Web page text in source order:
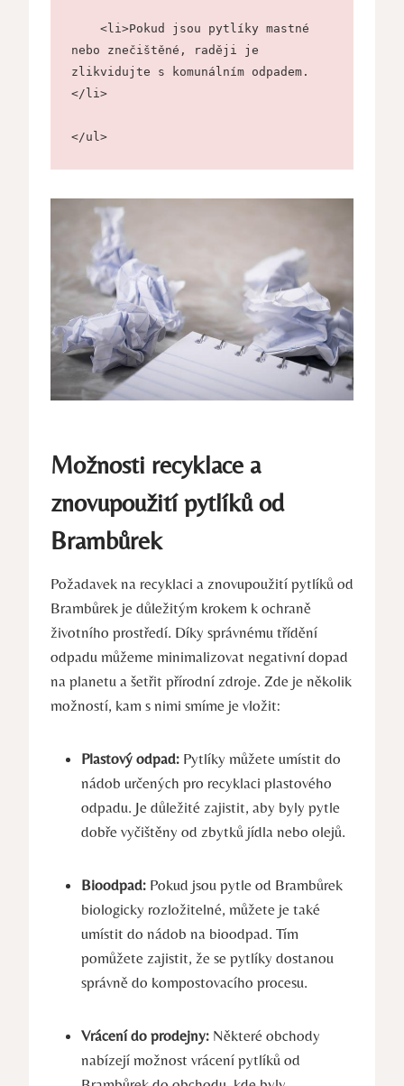
nebo znečištěné, raději je
zlikvidujte s komunálním odpadem.
</li>
</ul>
Možnosti recyklace a
znovupoužití pytlíků od
Brambůrek
Požadavek na recyklaci a znovupoužití pytlíků od
Brambůrek je důležitým krokem k ochraně
životního prostředí. Díky správnému třídění
odpadu můžeme minimalizovat negativní dopad
na planetu a šetřit přírodní zdroje. Zde je několik
možností, kam s nimi smíme je vložit:
Plastový odpad: Pytlíky můžete umístit do
nádob určených pro recyklaci plastového
odpadu. Je důležité zajistit, aby byly pytle
dobře vyčištěny od zbytků jídla nebo olejů.
Bioodpad: Pokud jsou pytle od Brambůrek
biologicky rozložitelné, můžete je také
umístit do nádob na bioodpad. Tím
pomůžete zajistit, že se pytlíky dostanou
správně do kompostovacího procesu.
Vrácení do prodejny: Některé obchody
nabízejí možnost vrácení pytlíků od